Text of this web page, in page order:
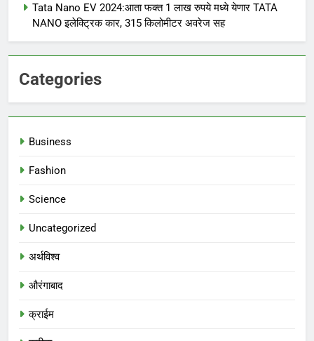
Tata Nano EV 2024:आता फक्त 1 लाख रुपये मध्ये येणार TATA
NANO इलेक्ट्रिक कार, 315 किलोमीटर अवरेज सह
Categories
Business
Fashion
Science
Uncategorized
अर्थविश्व
औरंगाबाद
क्राईम